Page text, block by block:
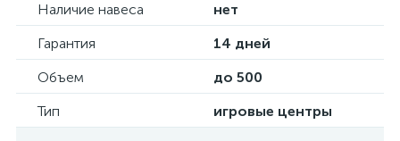
Наличие навеса
нет
Гарантия
14 дней
Объем
до 500
Тип
игровые центры